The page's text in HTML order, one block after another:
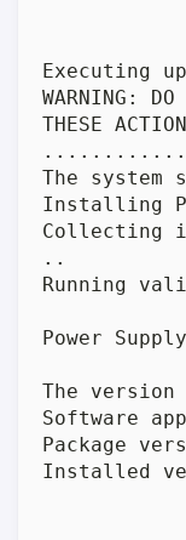
Executing
WARNING:
THESE
The
Installing
Collecting
..
Running
Power Supply
The
Software
Package
Installed